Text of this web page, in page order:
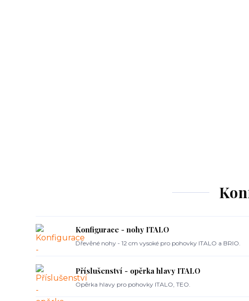
Konfigurace - nohy ITALO
Dřevěné nohy - 12 cm vysoké pro pohovky ITALO a BRIO.
Příslušenství - opěrka hlavy ITALO
Opěrka hlavy pro pohovky ITALO, TEO.